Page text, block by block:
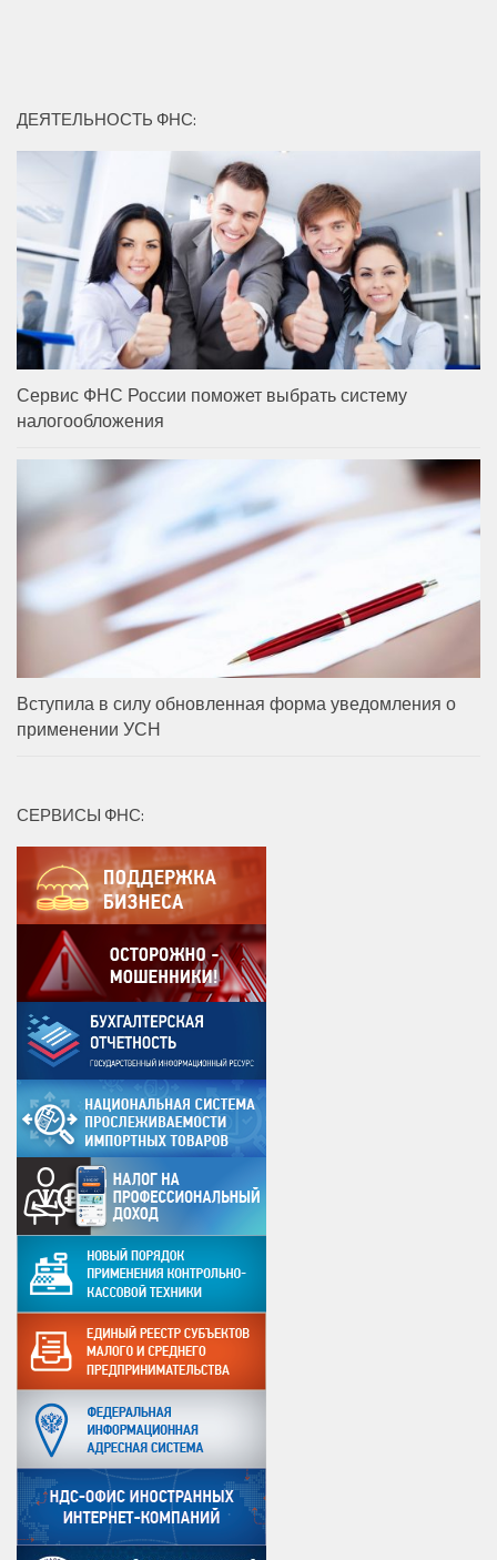
ДЕЯТЕЛЬНОСТЬ ФНС:
Сервис ФНС России поможет выбрать систему
налогообложения
Вступила в силу обновленная форма уведомления о
применении УСН
СЕРВИСЫ ФНС: